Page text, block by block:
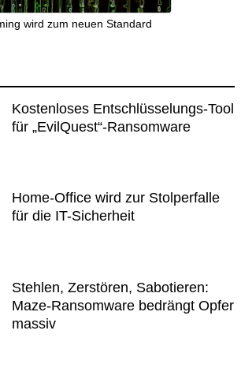
wird zum neuen Standard
Kostenloses Entschlüsselungs-Tool
für „EvilQuest“-Ransomware
Home-Office wird zur Stolperfalle
für die IT-Sicherheit
Stehlen, Zerstören, Sabotieren:
Maze-Ransomware bedrängt Opfer
massiv